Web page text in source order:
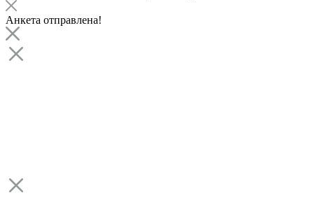
Анкета отправлена!